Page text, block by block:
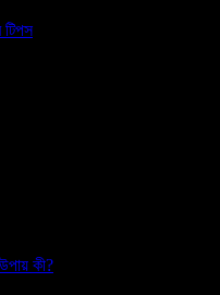
টিপস
কী?